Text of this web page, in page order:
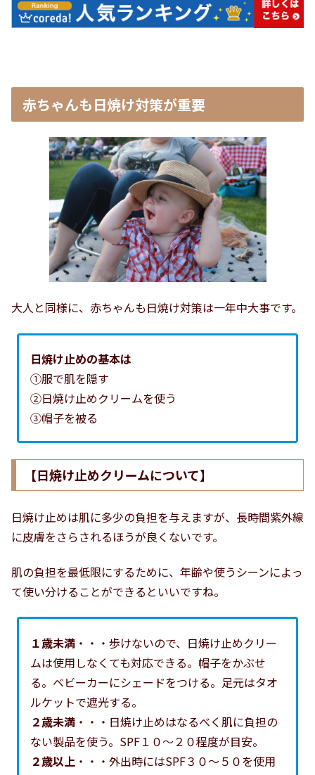
赤ちゃんも日焼け対策が重要
大人と同様に、赤ちゃんも日焼け対策は一年中大事です。
日焼け止めの基本は
①服で肌を隠す
②日焼け止めクリームを使う
③帽子を被る
【日焼け止めクリームについて】
日焼け止めは肌に多少の負担を与えますが、長時間紫外線
に皮膚をさらされるほうが良くないです。
肌の負担を最低限にするために、年齢や使うシーンによっ
て使い分けることができるといいですね。
１歳未満 ・・・歩けないので、日焼け止めクリー
ムは使用しなくても対応できる。帽子をかぶせ
る。ベビーカーにシェードをつける。足元はタオ
ルケットで遮光する。
２歳未満 ・・・日焼け止めはなるべく肌に負担の
ない製品を使う。SPF１０～２０程度が目安。
２歳以上 ・・・外出時にはSPF３０～５０を使用